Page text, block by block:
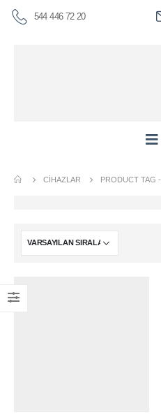
544 446 72 20
CIHAZLAR PRODUCT TAG -